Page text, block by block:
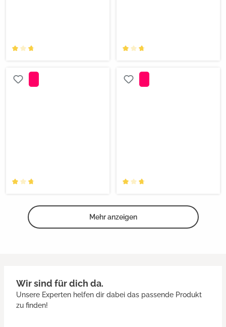
Mehr anzeigen
Wir sind für dich da.
Unsere Experten helfen dir dabei das passende Produkt
zu finden!